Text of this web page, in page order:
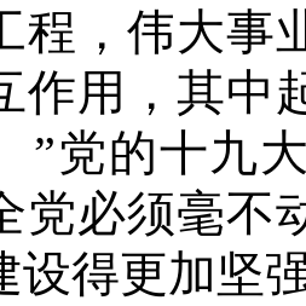
程，伟大事
作用，其中
”党的十九
党必须毫不
设得更加坚